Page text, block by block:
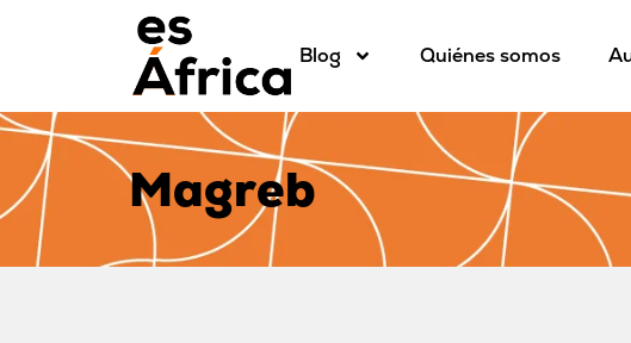
Blog Quiénes somos
Magreb